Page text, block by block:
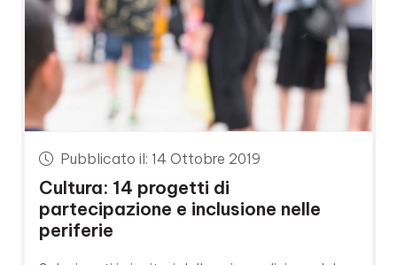
Pubblicato il: 14 Ottobre 2019
Cultura: 14 progetti di
partecipazione e inclusione nelle
periferie